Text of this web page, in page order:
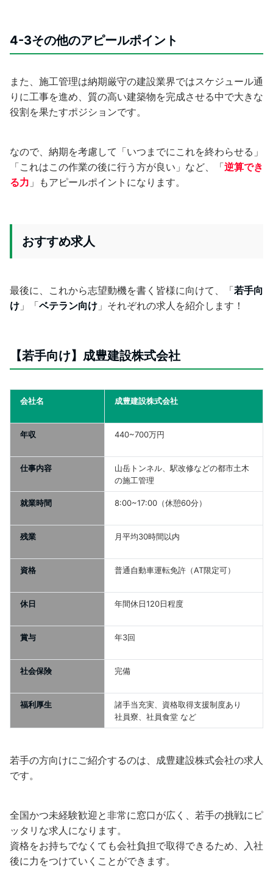
4-3その他のアピールポイント
また、施工管理は納期厳守の建設業界ではスケジュール通
りに工事を進め、質の高い建築物を完成させる中で大きな
役割を果たすポジションです。
なので、納期を考慮して「いつまでにこれを終わらせる」
「これはこの作業の後に行う方が良い」など、「逆算でき
る力 」もアピールポイントになります。
おすすめ求人
最後に、これから志望動機を書く皆様に向けて、「若手向
け 」「ベテラン向け 」それぞれの求人を紹介します！
【若手向け】成豊建設株式会社
会社名 成豊建設株式会社
年収 440~700万円
仕事内容
山岳トンネル、駅改修などの都市土木
の施工管理
就業時間 8:00~17:00（休憩60分）
残業 月平均30時間以内
資格 普通自動車運転免許（AT限定可）
休日 年間休日120日程度
賞与 年3回
社会保険 完備
福利厚生
諸手当充実、資格取得支援制度あり
社員寮、社員食堂 など
若手の方向けにご紹介するのは、成豊建設株式会社の求人
です。
全国かつ未経験歓迎と非常に窓口が広く、若手の挑戦にピ
ッタリな求人になります。
資格をお持ちでなくても会社負担で取得できるため、入社
後に力をつけていくことができます。